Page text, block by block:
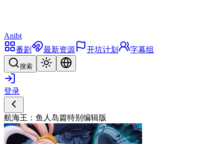
Anibt
番剧
最新资源 开坑计划 字幕组
搜索
登录
航海王：鱼人岛篇特别编辑版